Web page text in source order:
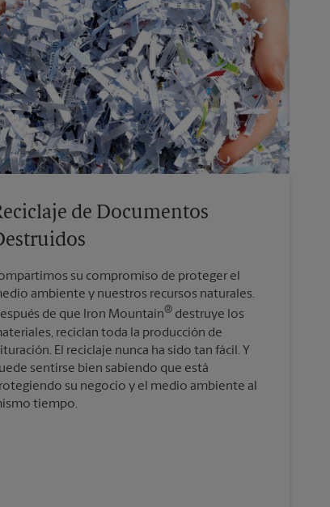
de Documentos
su compromiso de proteger el
ambiente y nuestros recursos naturales.
de que Iron Mountain® destruye los
reciclan toda la producción de
El reciclaje nunca ha sido tan fácil. Y
sentirse bien sabiendo que está
su negocio y el medio ambiente al
tiempo.